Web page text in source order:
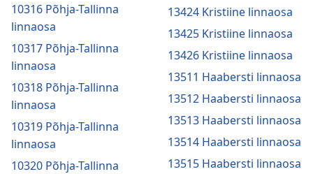
10316 Põhja-Tallinna
linnaosa
10317 Põhja-Tallinna
linnaosa
10318 Põhja-Tallinna
linnaosa
10319 Põhja-Tallinna
linnaosa
10320 Põhja-Tallinna
13424 Kristiine linnaosa
13425 Kristiine linnaosa
13426 Kristiine linnaosa
13511 Haabersti linnaosa
13512 Haabersti linnaosa
13513 Haabersti linnaosa
13514 Haabersti linnaosa
13515 Haabersti linnaosa